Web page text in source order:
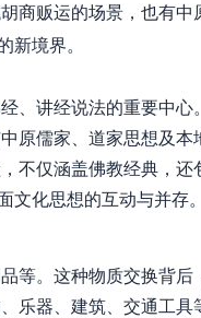
商贩运的场景，也有中
境界。
、讲经说法的重要中心
原儒家、道家思想及本
不仅涵盖佛教经典，还
化思想的互动与并存。
等。这种物质交换背后
乐器、建筑、交通工具